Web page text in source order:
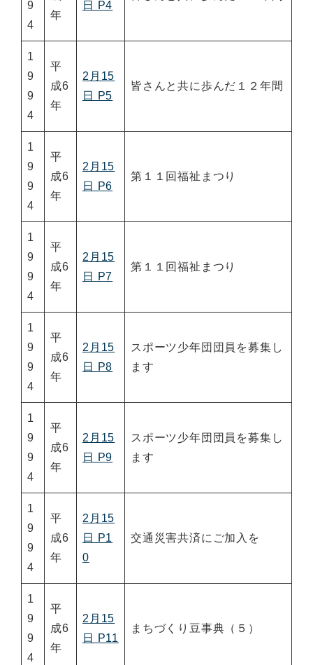
9
4
年
日 P4
1
9
9
4
平
成6
年
2月15
日 P5
皆さんと共に歩んだ１２年間
1
9
9
4
平
成6
年
2月15
日 P6
第１１回福祉まつり
1
9
9
4
平
成6
年
2月15
日 P7
第１１回福祉まつり
1
9
9
4
平
成6
年
2月15
日 P8
スポーツ少年団団員を募集し
ます
1
9
9
4
平
成6
年
2月15
日 P9
スポーツ少年団団員を募集し
ます
1
9
9
4
平
成6
年
2月15
日 P1
0
交通災害共済にご加入を
1
9
9
4
平
成6
年
2月15
日 P11
まちづくり豆事典（５）